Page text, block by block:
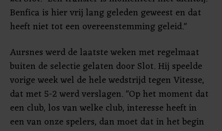
Benfica is hier vrij lang geleden geweest en dat
heeft niet tot een overeenstemming geleid."
Aursnes werd de laatste weken met regelmaat
buiten de selectie gelaten door Slot. Hij speelde
vorige week wel de hele wedstrijd tegen Vitesse,
dat met 5-2 werd verslagen. "Op het moment dat
een club, los van welke club, interesse heeft in
een van onze spelers, dan moet dat in het begin